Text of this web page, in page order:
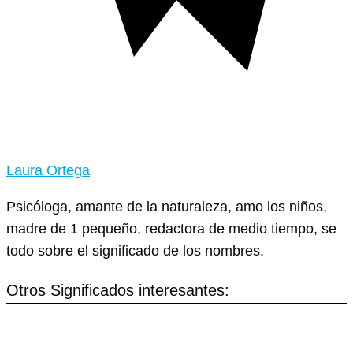
Laura Ortega
Psicóloga, amante de la naturaleza, amo los niños,
madre de 1 pequeño, redactora de medio tiempo, se
todo sobre el significado de los nombres.
Otros Significados interesantes: